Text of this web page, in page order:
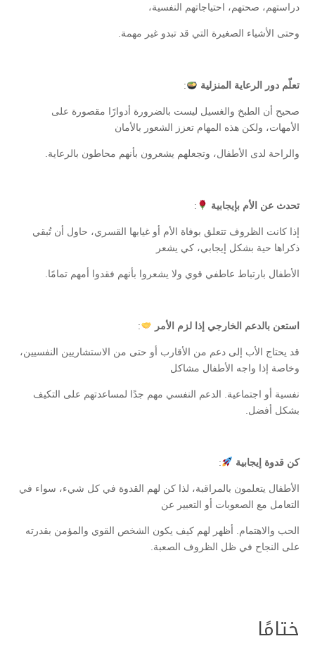
دراستهم، صحتهم، احتياجاتهم النفسية،
وحتى الأشياء الصغيرة التي قد تبدو غير مهمة.
تعلّم دور الرعاية المنزلية :
صحيح أن الطبخ والغسيل ليست بالضرورة أدوارًا مقصورة على
الأمهات، ولكن هذه المهام تعزز الشعور بالأمان
والراحة لدى الأطفال، وتجعلهم يشعرون بأنهم محاطون بالرعاية.
تحدث عن الأم بإيجابية :
إذا كانت الظروف تتعلق بوفاة الأم أو غيابها القسري، حاول أن تُبقي
ذكراها حية بشكل إيجابي، كي يشعر
الأطفال بارتباط عاطفي قوي ولا يشعروا بأنهم فقدوا أمهم تمامًا.
استعن بالدعم الخارجي إذا لزم الأمر :
قد يحتاج الأب إلى دعم من الأقارب أو حتى من الاستشاريين النفسيين،
وخاصة إذا واجه الأطفال مشاكل
نفسية أو اجتماعية. الدعم النفسي مهم جدًا لمساعدتهم على التكيف
بشكل أفضل.
كن قدوة إيجابية :
الأطفال يتعلمون بالمراقبة، لذا كن لهم القدوة في كل شيء، سواء في
التعامل مع الصعوبات أو التعبير عن
الحب والاهتمام. أظهر لهم كيف يكون الشخص القوي والمؤمن بقدرته
على النجاح في ظل الظروف الصعبة.
ختامًا